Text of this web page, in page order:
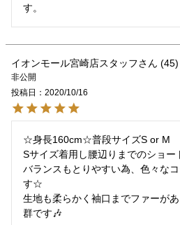
す。
イオンモール宮崎店スタッフ 45
非公開
投稿日
2020/10/16
☆身長160cm☆普段サイズS or M
Sサイズ着用し腰辺りまでのショー
バランスもとりやすい為、色々な
す☆
生地も柔らかく袖口までファーが
群です🎶